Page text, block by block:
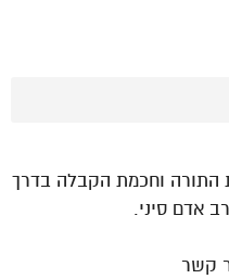
התורה וחכמת הקבלה בדרך
אדם סיני.
קשר